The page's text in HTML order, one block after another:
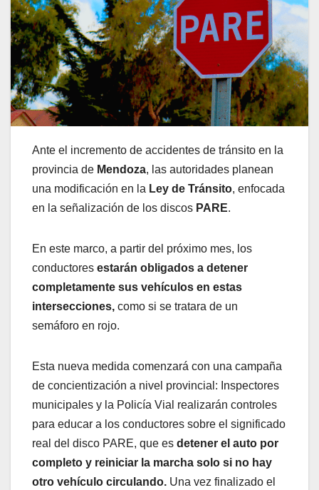
Ante el incremento de accidentes de tránsito en la
provincia de Mendoza, las autoridades planean
una modificación en la Ley de Tránsito, enfocada
en la señalización de los discos PARE.
En este marco, a partir del próximo mes, los
conductores estarán obligados a detener
completamente sus vehículos en estas
intersecciones, como si se tratara de un
semáforo en rojo.
Esta nueva medida comenzará con una campaña
de concientización a nivel provincial: Inspectores
municipales y la Policía Vial realizarán controles
para educar a los conductores sobre el significado
real del disco PARE, que es detener el auto por
completo y reiniciar la marcha solo si no hay
otro vehículo circulando. Una vez finalizado el